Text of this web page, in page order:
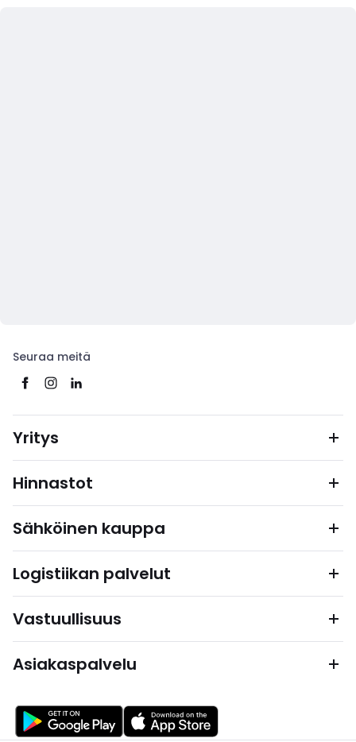
Seuraa meitä
Yritys
Hinnastot
Sähköinen kauppa
Logistiikan palvelut
Vastuullisuus
Asiakaspalvelu